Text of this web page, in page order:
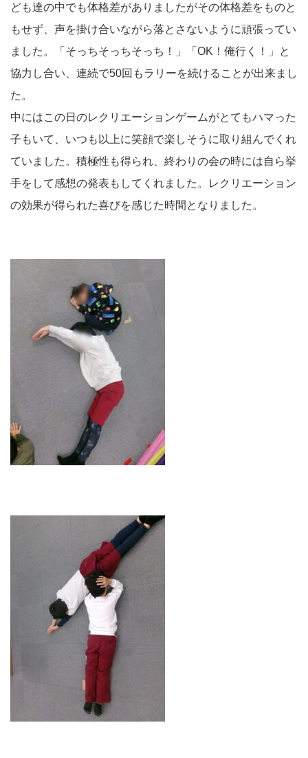
ども達の中でも体格差がありましたがその体格差をものと
もせず、声を掛け合いながら落とさないように頑張ってい
ました。「そっちそっちそっち！」「OK！俺行く！」と
協力し合い、連続で50回もラリーを続けることが出来まし
た。
中にはこの日のレクリエーションゲームがとてもハマった
子もいて、いつも以上に笑顔で楽しそうに取り組んでくれ
ていました。積極性も得られ、終わりの会の時には自ら挙
手をして感想の発表もしてくれました。レクリエーション
の効果が得られた喜びを感じた時間となりました。